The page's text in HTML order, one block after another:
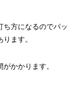
ち方になるのでパッ
ます。
かかります。